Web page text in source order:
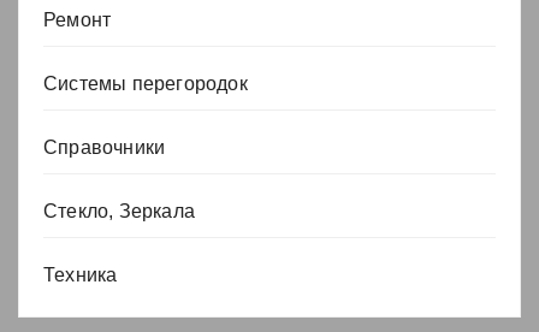
Ремонт
Системы перегородок
Справочники
Стекло, Зеркала
Техника